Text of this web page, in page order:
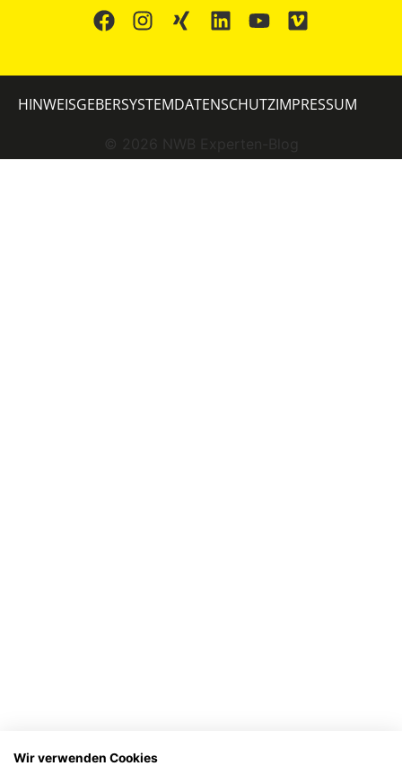
© 2026 NWB Experten-Blog
HINWEISGEBERSYSTEMDATENSCHUTZIMPRESSUM
Wir verwenden Cookies